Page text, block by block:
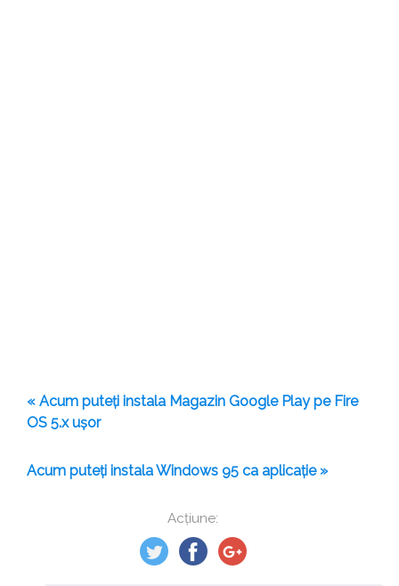
Acțiune:
« Acum puteți instala Magazin Google Play pe Fire
OS 5.x ușor
Acum puteți instala Windows 95 ca aplicație »